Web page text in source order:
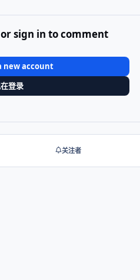
sign in to comment
new account
登录
关注者